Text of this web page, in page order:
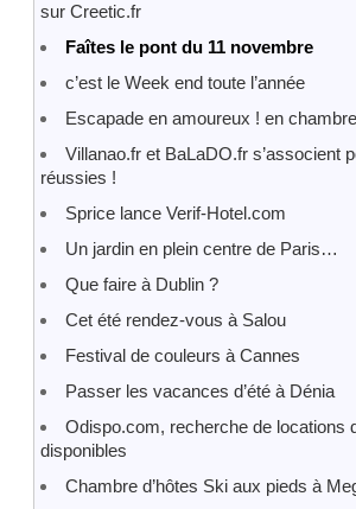
sur Creetic.fr
Faîtes le pont du 11 novembre
c’est le Week end toute l’année
Escapade en amoureux ! en
Villanao.fr et BaLaDO.fr s’associent
réussies !
Sprice lance Verif-Hotel.com
Un jardin en plein centre de Paris…
Que faire à Dublin ?
Cet été rendez-vous à Salou
Festival de couleurs à Cannes
Passer les vacances d’été à Dénia
Odispo.com, recherche de locations
disponibles
Chambre d’hôtes Ski aux pieds à